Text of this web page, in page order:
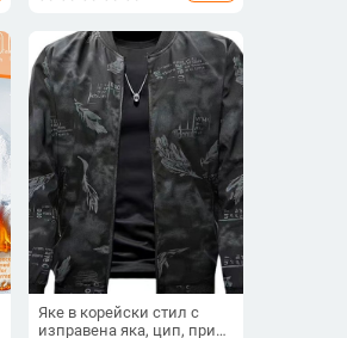
Яке в корейски стил с
изправена яка, цип, принт